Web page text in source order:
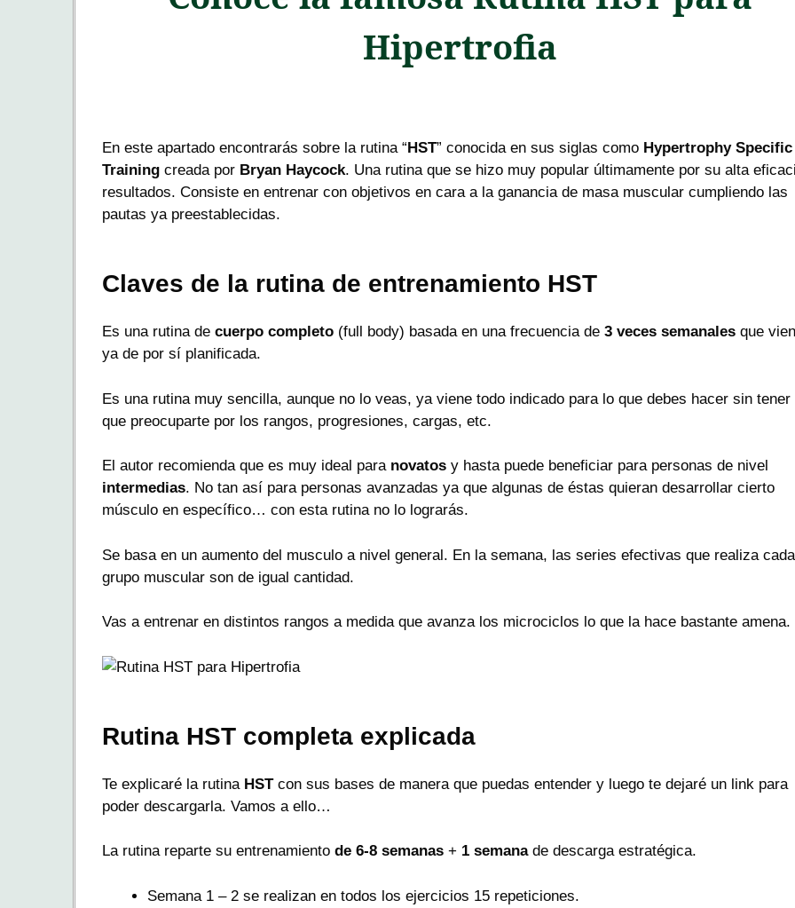
Hipertrofia
En este apartado encontrarás sobre la rutina “HST” conocida en sus siglas como Hypertrophy Specific
Training creada por Bryan Haycock. Una rutina que se hizo muy popular últimamente por su alta
resultados. Consiste en entrenar con objetivos en cara a la ganancia de masa muscular cumpliendo las
pautas ya preestablecidas.
Claves de la rutina de entrenamiento HST
Es una rutina de cuerpo completo (full body) basada en una frecuencia de 3 veces semanales que
ya de por sí planificada.
Es una rutina muy sencilla, aunque no lo veas, ya viene todo indicado para lo que debes hacer sin tener
que preocuparte por los rangos, progresiones, cargas, etc.
El autor recomienda que es muy ideal para novatos y hasta puede beneficiar para personas de nivel
intermedias. No tan así para personas avanzadas ya que algunas de éstas quieran desarrollar cierto
músculo en específico… con esta rutina no lo lograrás.
Se basa en un aumento del musculo a nivel general. En la semana, las series efectivas que realiza cada
grupo muscular son de igual cantidad.
Vas a entrenar en distintos rangos a medida que avanza los microciclos lo que la hace bastante amena.
Rutina HST completa explicada
Te explicaré la rutina HSTcon sus bases de manera que puedas entender y luego te dejaré un link para
poder descargarla. Vamos a ello…
La rutina reparte su entrenamiento de 6-8 semanas + 1 semanade descarga estratégica.
Semana 1 – 2 se realizan en todos los ejercicios 15 repeticiones.